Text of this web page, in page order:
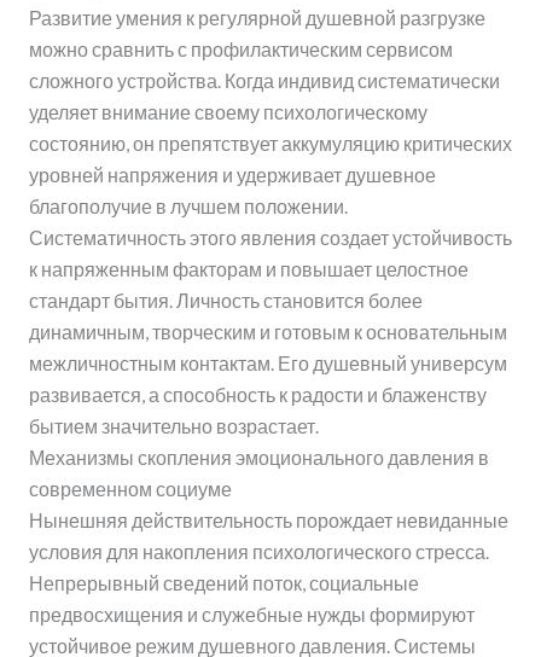
Развитие умения к регулярной душевной разгрузке
можно сравнить с профилактическим сервисом
сложного устройства. Когда индивид систематически
уделяет внимание своему психологическому
состоянию, он препятствует аккумуляцию критических
уровней напряжения и удерживает душевное
благополучие в лучшем положении.
Систематичность этого явления создает устойчивость
к напряженным факторам и повышает целостное
стандарт бытия. Личность становится более
динамичным, творческим и готовым к основательным
межличностным контактам. Его душевный универсум
развивается, а способность к радости и блаженству
бытием значительно возрастает.
Механизмы скопления эмоционального давления в
современном социуме
Нынешняя действительность порождает невиданные
условия для накопления психологического стресса.
Непрерывный сведений поток, социальные
предвосхищения и служебные нужды формируют
устойчивое режим душевного давления. Системы